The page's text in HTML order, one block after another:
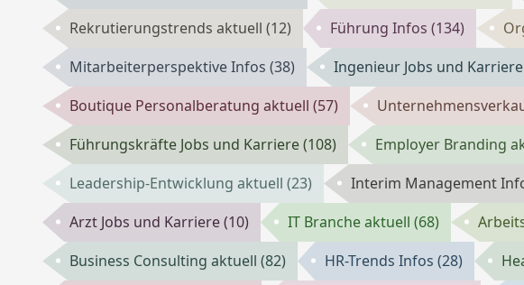
Rekrutierungstrends aktuell (12) Führung Infos (134)
Mitarbeiterperspektive Infos (38) Ingenieur Jobs und Karriere
Boutique Personalberatung aktuell (57)
Führungskräfte Jobs und Karriere(108) Employer Branding
Leadership-Entwicklung aktuell (23) Interim Management
Arzt Jobs und Karriere(10) IT Branche aktuell (68)
Business Consulting aktuell (82) HR-Trends Infos (28)